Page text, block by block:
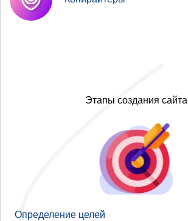
Этапы создания сайта
Определение целей